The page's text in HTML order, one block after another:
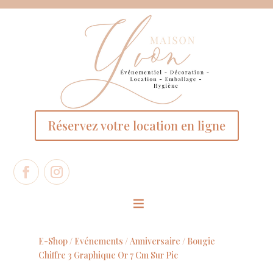
Réservez votre location en ligne
E-Shop / Evénements /Anniversaire / Bougie
Chiffre 3 Graphique Or 7 Cm Sur Pic
Panneau de gestion des cookies